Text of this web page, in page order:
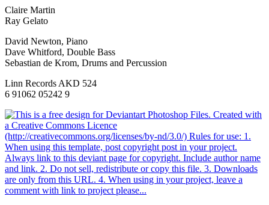
Claire Martin
Ray Gelato
David Newton, Piano
Dave Whitford, Double Bass
Sebastian de Krom, Drums and Percussion
Linn Records AKD 524
6 91062 05242 9